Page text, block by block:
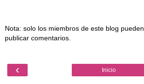
Nota: solo los miembros de este blog pueden
publicar comentarios.
‹ Inicio